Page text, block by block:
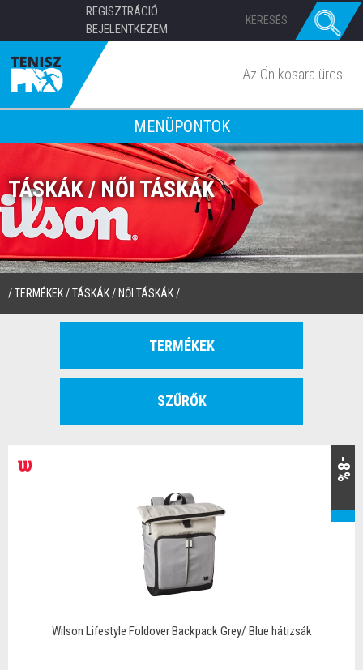
REGISZTRÁCIÓ
BEJELENTKEZEM
Az Ön kosara üres
MENÜPONTOK
TÁSKÁK / NŐI TÁSKÁK
/TERMÉKEK/TÁSKÁK/ NŐI TÁSKÁK/
TERMÉKEK
SZŰRŐK
-8%
Wilson Lifestyle Foldover Backpack Grey/ Blue hátizsák